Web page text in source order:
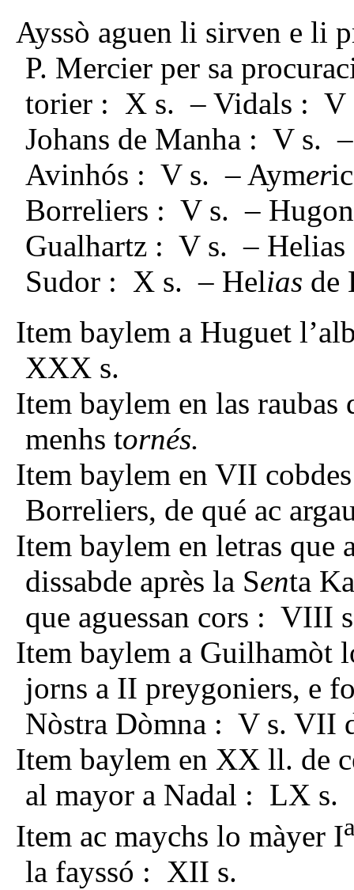
Ayssò aguen li sirven e li
P. Mercier per sa
torier : X s. – Vidals : V
Johans de Manha : V s.
Avinhós : V s. – Aymer
Borreliers : V s. –
Gualhartz : V s. –
Sudor : X s. – Helias de
Item baylem a Huguet
XXX s.
Item baylem en las
menhs tornés.
Item baylem en VII cobdes
Borreliers, de qué ac
Item baylem en letras que
dissabde après la Senta
que aguessan cors : VIII
Item baylem a Guilhamòt
jorns a II preygoniers, e
Nòstra Dòmna : V s. VII
Item baylem en XX ll. de
al mayor a Nadal : LX s.
Item ac maychs lo màyer I
la fayssó : XII s.